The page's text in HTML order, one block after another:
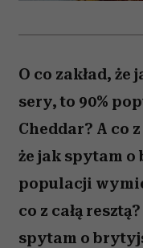
O co zakład,
sery, to 90%
Cheddar? A co z
że jak spytam o
populacji
co z całą
spytam o